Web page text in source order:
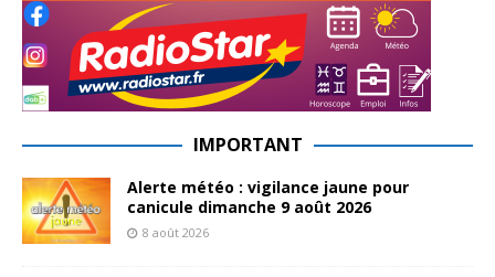
IMPORTANT
Alerte météo : vigilance jaune pour
canicule dimanche 9 août 2026
8 août 2026